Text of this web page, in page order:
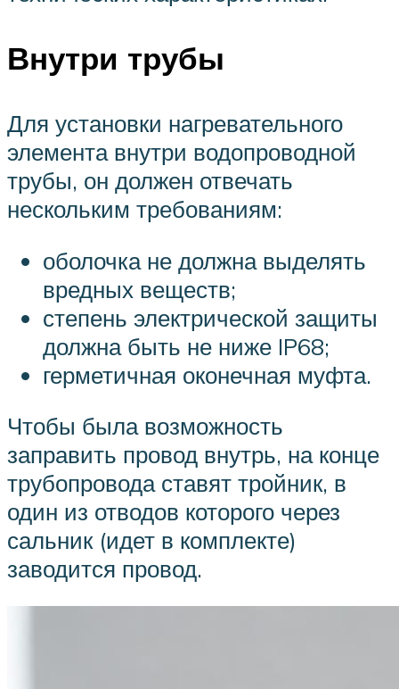
Внутри трубы
Для установки нагревательного
элемента внутри водопроводной
трубы, он должен отвечать
нескольким требованиям:
оболочка не должна выделять
вредных веществ;
степень электрической защиты
должна быть не ниже IP68;
герметичная оконечная муфта.
Чтобы была возможность
заправить провод внутрь, на конце
трубопровода ставят тройник, в
один из отводов которого через
сальник (идет в комплекте)
заводится провод.